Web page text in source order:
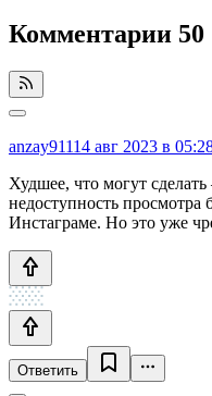
Комментарии 50
anzay91114 авг 2023 в
Худшее, что могут
недоступность просмотра
Инстаграме. Но это уже
Ответить